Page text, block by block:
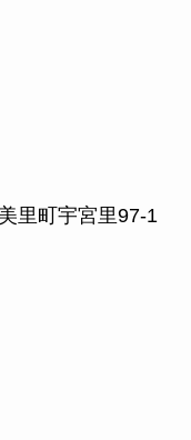
里町宇宮里97-1